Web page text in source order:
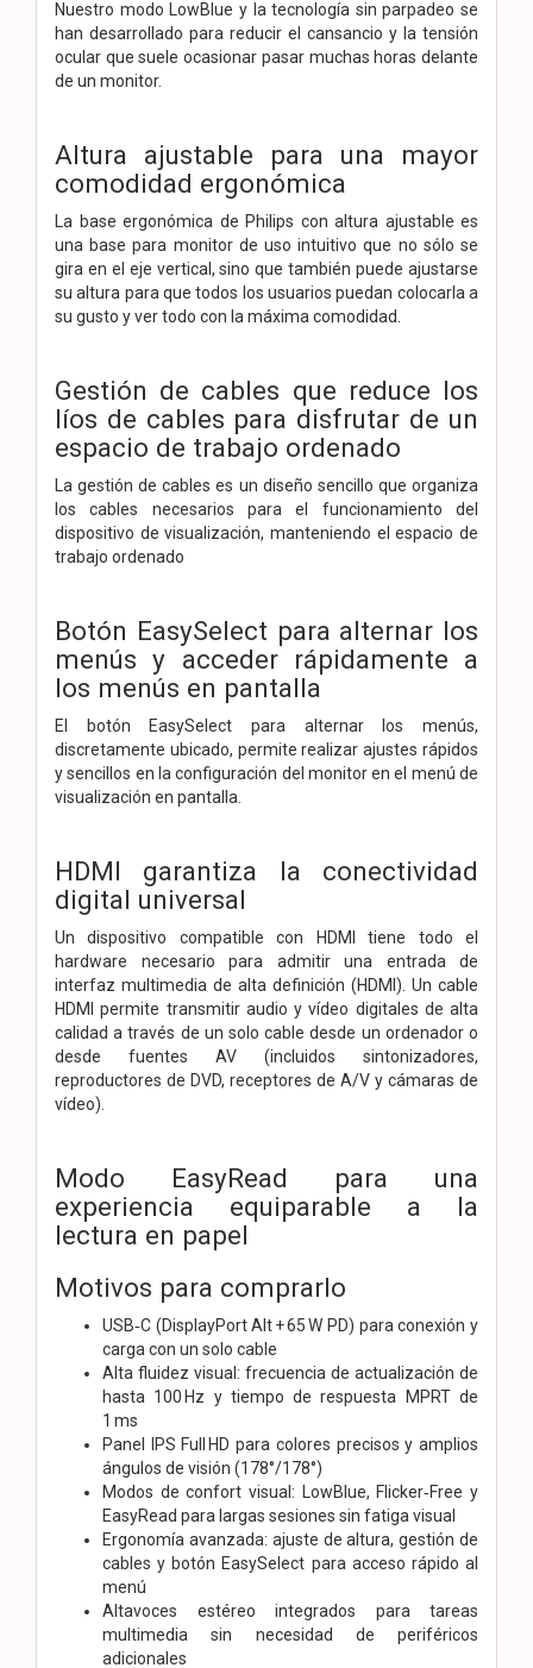
Nuestro modo LowBlue y la tecnología sin parpadeo se
han desarrollado para reducir el cansancio y la tensión
ocular que suele ocasionar pasar muchas horas delante
de un monitor.
Altura ajustable para una mayor
comodidad ergonómica
La base ergonómica de Philips con altura ajustable es
una base para monitor de uso intuitivo que no sólo se
gira en el eje vertical, sino que también puede ajustarse
su altura para que todos los usuarios puedan colocarla a
su gusto y ver todo con la máxima comodidad.
Gestión de cables que reduce los
líos de cables para disfrutar de un
espacio de trabajo ordenado
La gestión de cables es un diseño sencillo que organiza
los cables necesarios para el funcionamiento del
dispositivo de visualización, manteniendo el espacio de
trabajo ordenado
Botón EasySelect para alternar los
menús y acceder rápidamente a
los menús en pantalla
El botón EasySelect para alternar los menús,
discretamente ubicado, permite realizar ajustes rápidos
y sencillos en la configuración del monitor en el menú de
visualización en pantalla.
HDMI garantiza la conectividad
digital universal
Un dispositivo compatible con HDMI tiene todo el
hardware necesario para admitir una entrada de
interfaz multimedia de alta definición (HDMI). Un cable
HDMI permite transmitir audio y vídeo digitales de alta
calidad a través de un solo cable desde un ordenador o
desde fuentes AV (incluidos sintonizadores,
reproductores de DVD, receptores de A/V y cámaras de
vídeo).
Modo EasyRead para una
experiencia equiparable a la
lectura en papel
Motivos para comprarlo
USB‑C (DisplayPort Alt + 65 W PD) para conexión y
carga con un solo cable
Alta fluidez visual: frecuencia de actualización de
hasta 100 Hz y tiempo de respuesta MPRT de
1 ms
Panel IPS Full HD para colores precisos y amplios
ángulos de visión (178°/178°)
Modos de confort visual: LowBlue, Flicker‑Free y
EasyRead para largas sesiones sin fatiga visual
Ergonomía avanzada: ajuste de altura, gestión de
cables y botón EasySelect para acceso rápido al
menú
Altavoces estéreo integrados para tareas
multimedia sin necesidad de periféricos
adicionales